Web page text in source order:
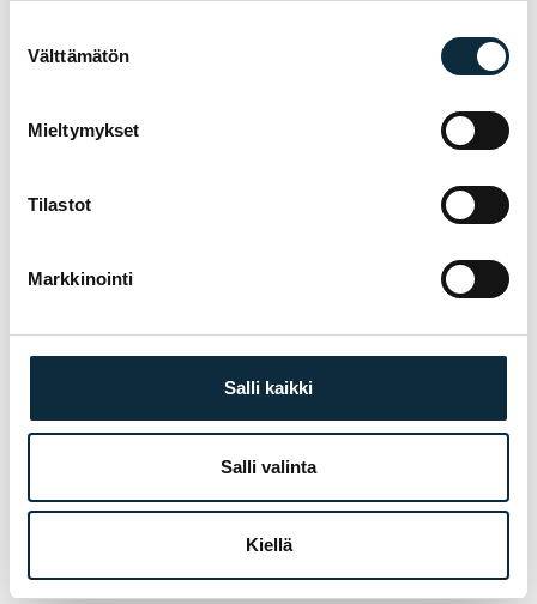
valinta
Välttämätön
Mieltymykset
Tilastot
Markkinointi
Salli kaikki
Salli valinta
Kiellä
12 tuumaiset lasten pyörä
24 tuumaiset lasten pyörä